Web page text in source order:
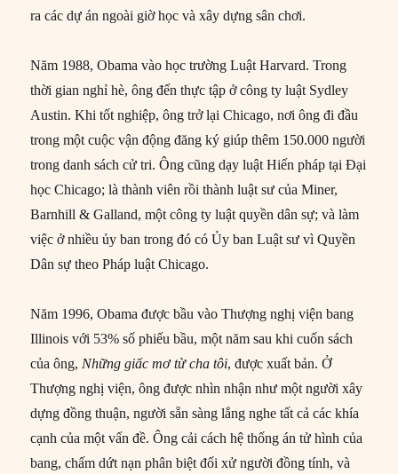
ra các dự án ngoài giờ học và xây dựng sân chơi.
Năm 1988, Obama vào học trường Luật Harvard. Trong
thời gian nghỉ hè, ông đến thực tập ở công ty luật Sydley
Austin. Khi tốt nghiệp, ông trở lại Chicago, nơi ông đi đầu
trong một cuộc vận động đăng ký giúp thêm 150.000 người
trong danh sách cử tri. Ông cũng dạy luật Hiến pháp tại Đại
học Chicago; là thành viên rồi thành luật sư của Miner,
Barnhill & Galland, một công ty luật quyền dân sự; và làm
việc ở nhiều ủy ban trong đó có Ủy ban Luật sư vì Quyền
Dân sự theo Pháp luật Chicago.
Năm 1996, Obama được bầu vào Thượng nghị viện bang
Illinois với 53% số phiếu bầu, một năm sau khi cuốn sách
của ông, Những giấc mơ từ cha tôi, được xuất bản. Ở
Thượng nghị viện, ông được nhìn nhận như một người xây
dựng đồng thuận, người sẵn sàng lắng nghe tất cả các khía
cạnh của một vấn đề. Ông cải cách hệ thống án tử hình của
bang, chấm dứt nạn phân biệt đối xử người đồng tính, và